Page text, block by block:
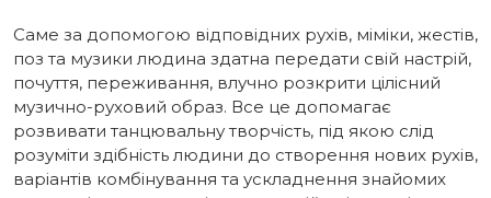
Саме за допомогою відповідних рухів, міміки, жестів,
поз та музики людина здатна передати свій настрій,
почуття, переживання, влучно розкрити цілісний
музично-руховий образ. Все це допомагає
розвивати танцювальну творчість, під якою слід
розуміти здібність людини до створення нових рухів,
варіантів комбінування та ускладнення знайомих